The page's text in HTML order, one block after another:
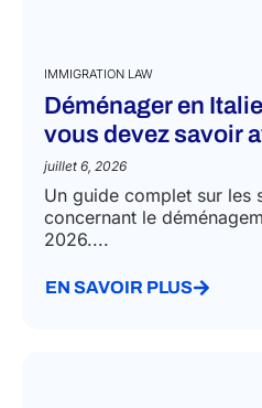
IMMIGRATION LAW
Déménager en
vous devez savoir
juillet 6, 2026
Un guide complet sur les
concernant le
2026....
EN SAVOIR PLUS